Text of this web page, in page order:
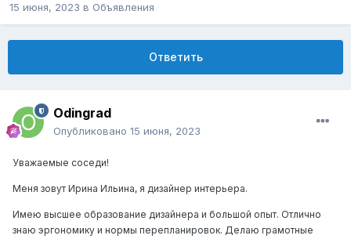
15 июня, 2023 в Объявления
Ответить
Odingrad
Опубликовано 15 июня, 2023
Уважаемые соседи!
Меня зовут Ирина Ильина, я дизайнер интерьера.
Имею высшее образование дизайнера и большой опыт. Отлично
знаю эргономику и нормы перепланировок. Делаю грамотные